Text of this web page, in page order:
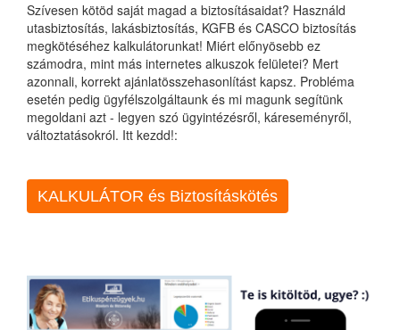
Szívesen kötöd saját magad a biztosításaidat? Használd
utasbiztosítás, lakásbiztosítás, KGFB és CASCO biztosítás
megkötéséhez kalkulátorunkat! Miért előnyösebb ez
számodra, mint más internetes alkuszok felületei? Mert
azonnali, korrekt ajánlatösszehasonlítást kapsz. Probléma
esetén pedig ügyfélszolgáltaunk és mi magunk segítünk
megoldani azt - legyen szó ügyintézésről, káreseményről,
változtatásokról. Itt kezdd!:
KALKULÁTOR és Biztosításkötés